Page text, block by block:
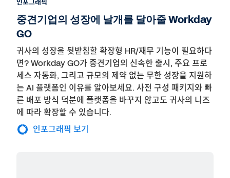
인포그래픽
중견기업의 성장에 날개를 달아줄 Workday
GO
귀사의 성장을 뒷받침할 확장형 HR/재무 기능이 필요하다
면? Workday GO가 중견기업의 신속한 출시, 주요 프로
세스 자동화, 그리고 규모의 제약 없는 무한 성장을 지원하
는 AI 플랫폼인 이유를 알아보세요. 사전 구성 패키지와 빠
른 배포 방식 덕분에 플랫폼을 바꾸지 않고도 귀사의 니즈
에 따라 확장할 수 있습니다.
인포그래픽 보기